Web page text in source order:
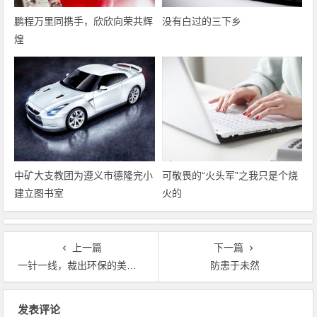
鹏程万里同携手，欣欣向荣共辉
煌
没有白过的三下乡
中矿大支教团为遵义市德隆完小
建立图书室
可敬畏的“火头军”之我只是个烧
火的
上一篇
一针一线，裁出环保的美丽。
下一篇
防患于未然
发表评论